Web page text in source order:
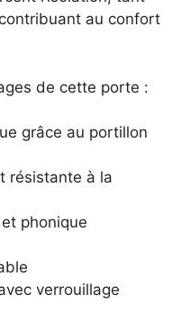
au confort
de cette porte :
grâce au portillon
résistante à la
phonique
verrouillage